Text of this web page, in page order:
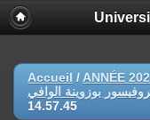
Accueil / ANNÉE
بوزوينة الوافي
14.57.45